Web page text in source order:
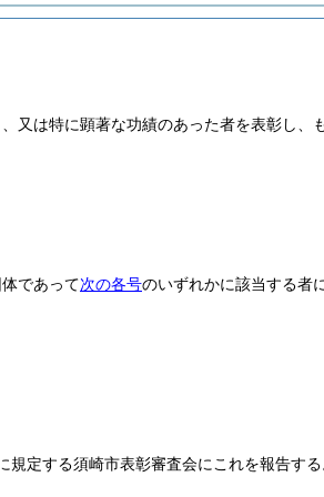
又は特に顕著な功績のあった者を表彰し、
であって次の各号のいずれかに該当する者
規定する須崎市表彰審査会にこれを報告する